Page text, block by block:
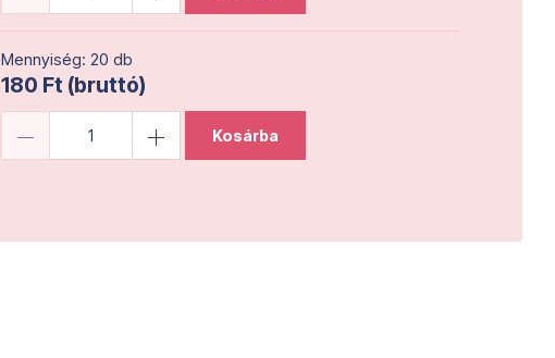
Mennyiség: 20 db
180 Ft (bruttó)
Kosárba